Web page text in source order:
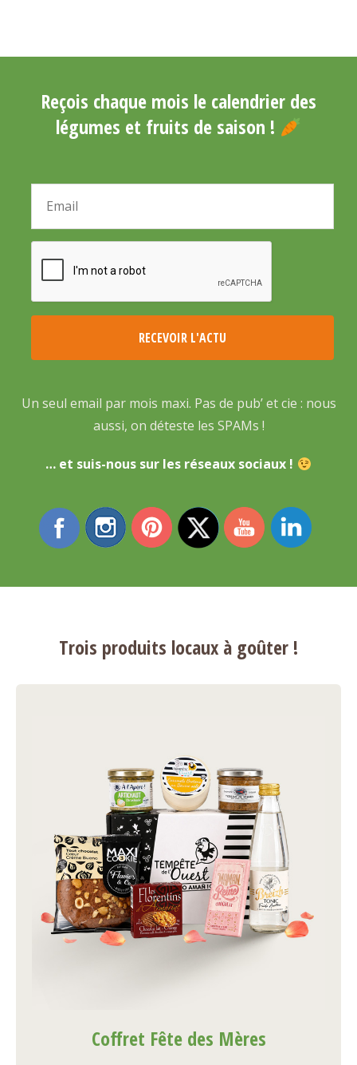
Reçois chaque mois le calendrier des
légumes et fruits de saison !
Un seul email par mois maxi. Pas de pub’ et cie : nous
aussi, on déteste les SPAMs !
… et suis-nous sur les réseaux sociaux !
Trois produits locaux à goûter !
Coffret Fête des Mères